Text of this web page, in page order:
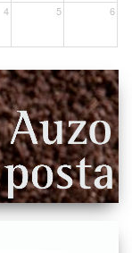
4 5 6